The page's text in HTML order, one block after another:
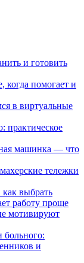
и готовить
когда помогает и
в виртуальные
практическое
машинка — что
тележки
выбрать
работу проще
мотивируют
больного:
и